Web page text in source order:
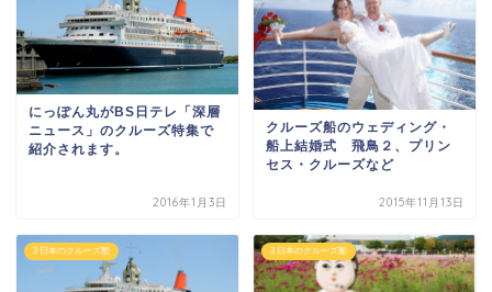
にっぽん丸がBS日テレ「深層
ニュース」のクルーズ特集で
紹介されます。
2016年1月3日
クルーズ船のウェディング・
船上結婚式 飛鳥２、プリン
セス・クルーズなど
2015年11月13日
3 日本のクルーズ船 3 日本のクルーズ船